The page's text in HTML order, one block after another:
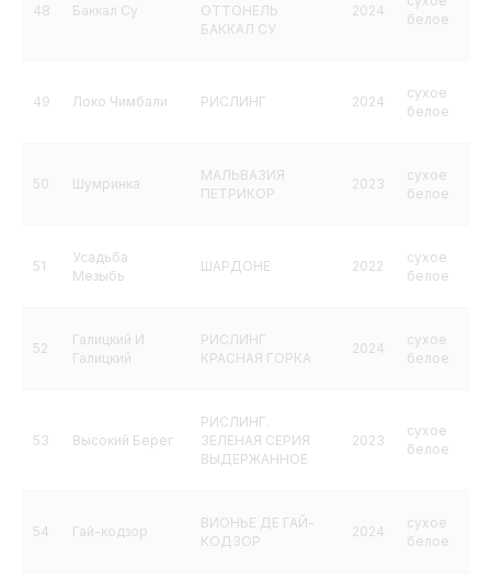
48 Баккал Су
ОТТОНЕЛЬ
БАККАЛ СУ
2024
белое
49 Локо Чимбали РИСЛИНГ 2024
сухое
белое
50 Шумринка
МАЛЬВАЗИЯ
ПЕТРИКОР
2023
сухое
белое
51
Усадьба
Мезыбь
ШАРДОНЕ 2022
сухое
белое
52
Галицкий И
Галицкий
РИСЛИНГ
КРАСНАЯ ГОРКА
2024
сухое
белое
53 Высокий Берег
РИСЛИНГ.
ЗЕЛЕНАЯ СЕРИЯ
ВЫДЕРЖАННОЕ
2023
сухое
белое
54 Гай-кодзор
ВИОНЬЕ ДЕ ГАЙ-
КОДЗОР
2024
сухое
белое